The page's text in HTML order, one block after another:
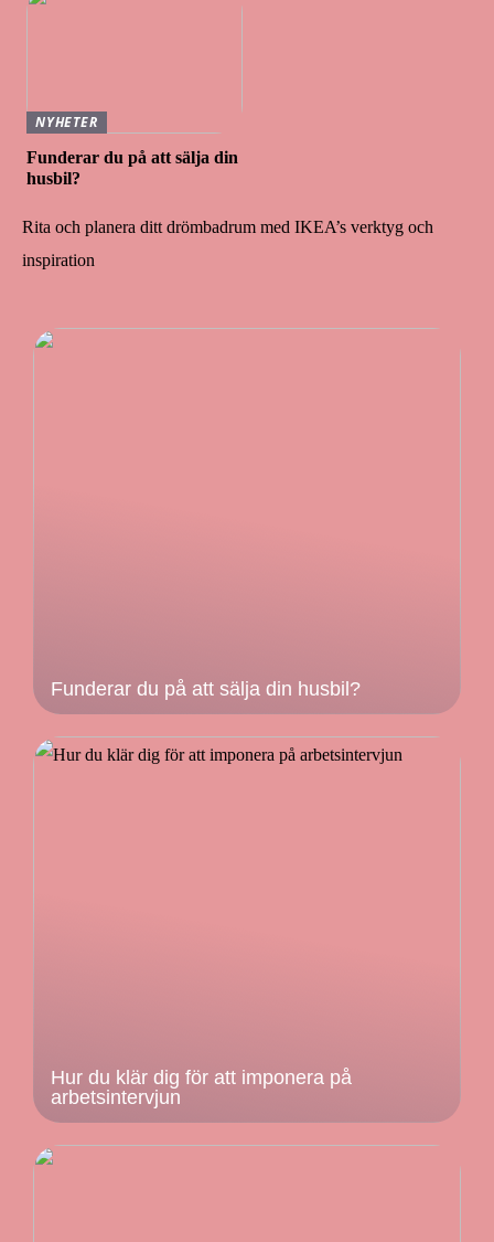
NYHETER
Funderar du på att sälja din
husbil?
Rita och planera ditt drömbadrum med IKEA’s verktyg och
inspiration
Funderar du på att sälja din husbil?
Hur du klär dig för att imponera på
arbetsintervjun